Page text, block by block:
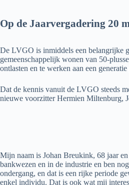
Op de Jaarvergadering 20
De LVGO is inmiddels een belangrijke
gemeenschappelijk wonen van 50-
ontlasten en te werken aan een
Dat de kennis vanuit de LVGO steeds
nieuwe voorzitter Hermien Miltenburg,
Mijn naam is Johan Breukink, 68 jaar
bankwezen en in de industrie en ben
ondergang, en dat is een rijke periode
enkel individu. Dat is ook wat mij